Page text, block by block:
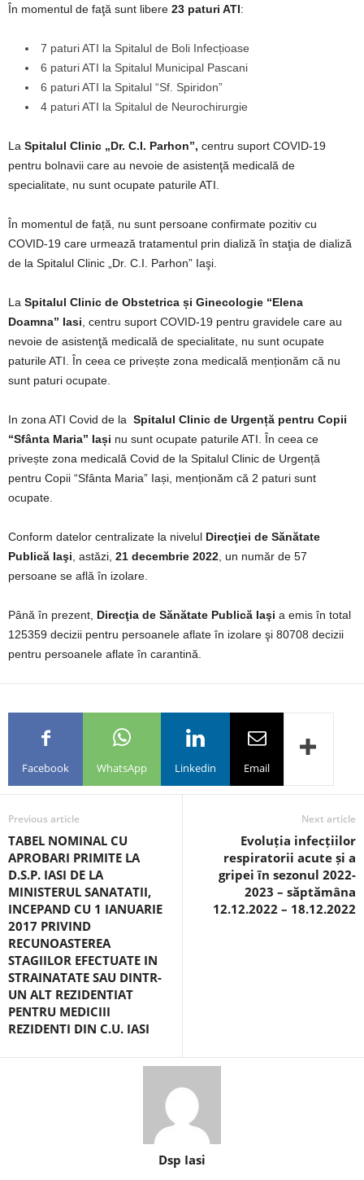
În momentul de faţă sunt libere 23 paturi ATI:
7 paturi ATI la Spitalul de Boli Infecțioase
6 paturi ATI la Spitalul Municipal Pascani
6 paturi ATI la Spitalul “Sf. Spiridon”
4 paturi ATI la Spitalul de Neurochirurgie
La Spitalul Clinic „Dr. C.I. Parhon”, centru suport COVID-19
pentru bolnavii care au nevoie de asistenţă medicală de
specialitate, nu sunt ocupate paturile ATI.
În momentul de față, nu sunt persoane confirmate pozitiv cu
COVID-19 care urmează tratamentul prin dializă în staţia de dializă
de la Spitalul Clinic „Dr. C.I. Parhon” Iaşi.
La Spitalul Clinic de Obstetrica și Ginecologie “Elena
Doamna” Iasi , centru suport COVID-19 pentru gravidele care au
nevoie de asistenţă medicală de specialitate, nu sunt ocupate
paturile ATI. În ceea ce privește zona medicală menționăm că nu
sunt paturi ocupate.
In zona ATI Covid de la Spitalul Clinic de Urgență pentru Copii
“Sfânta Maria” Iași nu sunt ocupate paturile ATI. În ceea ce
privește zona medicală Covid de la Spitalul Clinic de Urgență
pentru Copii “Sfânta Maria” Iași, menționăm că 2 paturi sunt
ocupate.
Conform datelor centralizate la nivelul Direcţiei de Sănătate
Publică Iaşi , astăzi, 21 decembrie 2022 , un număr de 57
persoane se află în izolare.
Până în prezent, Direcţia de Sănătate Publică Iaşi a emis în total
125359 decizii pentru persoanele aflate în izolare şi 80708 decizii
pentru persoanele aflate în carantină.
Facebook WhatsApp Linkedin Email
Previous article
TABEL NOMINAL CU
APROBARI PRIMITE LA
D.S.P. IASI DE LA
MINISTERUL SANATATII,
INCEPAND CU 1 IANUARIE
2017 PRIVIND
RECUNOASTEREA
STAGIILOR EFECTUATE IN
STRAINATATE SAU DINTR-
UN ALT REZIDENTIAT
PENTRU MEDICIII
REZIDENTI DIN C.U. IASI
Next article
Evoluția infecțiilor
respiratorii acute și a
gripei în sezonul 2022-
2023 – săptămâna
12.12.2022 – 18.12.2022
Dsp Iasi